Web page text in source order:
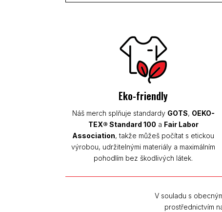
Eko-friendly
Náš merch splňuje standardy GOTS, OEKO-
TEX® Standard 100 a Fair Labor
Association, takže můžeš počítat s etickou
výrobou, udržitelnými materiály a maximálním
pohodlím bez škodlivých látek.
V souladu s
prostřednictvím